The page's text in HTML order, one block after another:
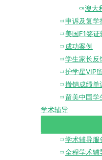
澳大
申诉及复学
美国F1签证
成功案例
学生家长反
护学星VIP
撤销成绩单
留美中国学
学术辅导
学术辅导服
全程学术辅